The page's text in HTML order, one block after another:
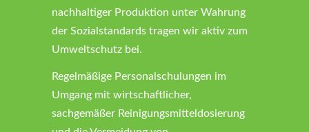
nachhaltiger Produktion unter Wahrung
der Sozialstandards tragen wir aktiv zum
Umweltschutz bei.
Regelmäßige Personalschulungen im
Umgang mit wirtschaftlicher,
sachgemäßer Reinigungsmitteldosierung